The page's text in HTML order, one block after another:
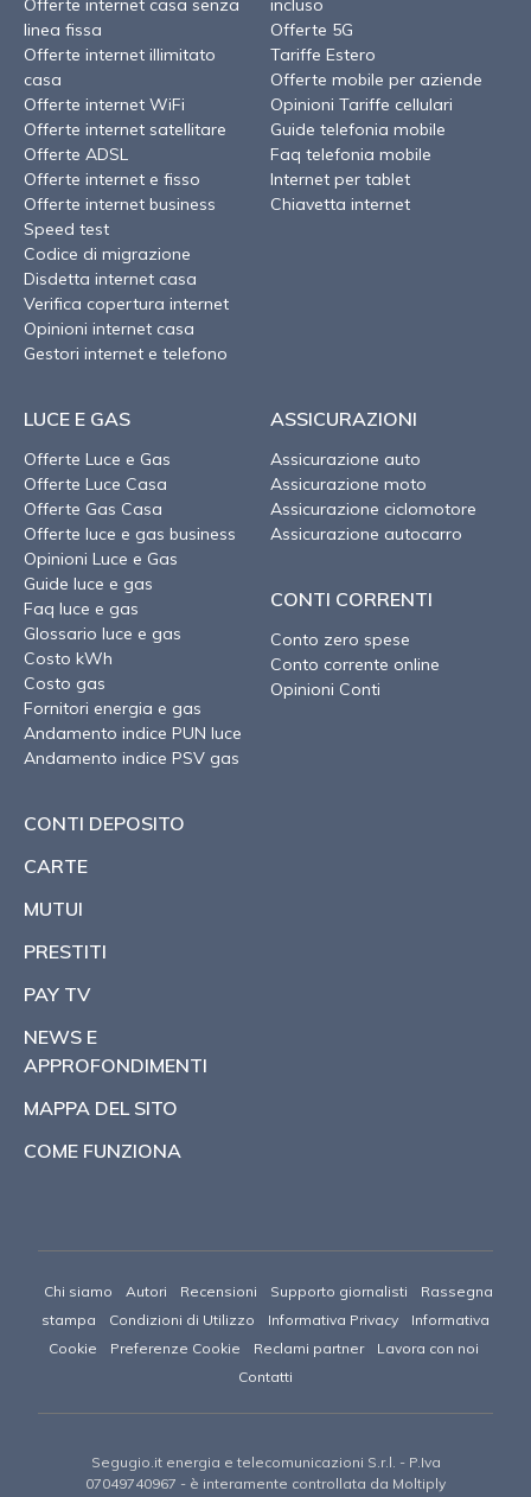
Offerte internet casa senza
linea fissa
Offerte internet illimitato
casa
Offerte internet WiFi
Offerte internet satellitare
Offerte ADSL
Offerte internet e fisso
Offerte internet business
Speed test
Codice di migrazione
Disdetta internet casa
Verifica copertura internet
Opinioni internet casa
Gestori internet e telefono
incluso
Offerte 5G
Tariffe Estero
Offerte mobile per aziende
Opinioni Tariffe cellulari
Guide telefonia mobile
Faq telefonia mobile
Internet per tablet
Chiavetta internet
LUCE E GAS
Offerte Luce e Gas
Offerte Luce Casa
Offerte Gas Casa
Offerte luce e gas business
Opinioni Luce e Gas
Guide luce e gas
Faq luce e gas
Glossario luce e gas
Costo kWh
Costo gas
Fornitori energia e gas
Andamento indice PUN luce
Andamento indice PSV gas
ASSICURAZIONI
Assicurazione auto
Assicurazione moto
Assicurazione ciclomotore
Assicurazione autocarro
CONTI CORRENTI
Conto zero spese
Conto corrente online
Opinioni Conti
CONTI DEPOSITO
CARTE
MUTUI
PRESTITI
PAY TV
NEWS E
APPROFONDIMENTI
MAPPA DEL SITO
COME FUNZIONA
Chi siamo Autori Recensioni Supporto giornalisti
Rassegna
stampa
Condizioni di Utilizzo Informativa Privacy
Informativa
Cookie
Preferenze Cookie Reclami partner
Lavora con noi
Contatti
Segugio.it energia e telecomunicazioni S.r.l. - P.Iva
07049740967 - è interamente controllata da Moltiply